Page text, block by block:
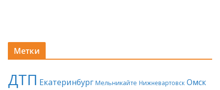
Метки
ДТП Екатеринбург Мельникайте Нижневартовск Омск